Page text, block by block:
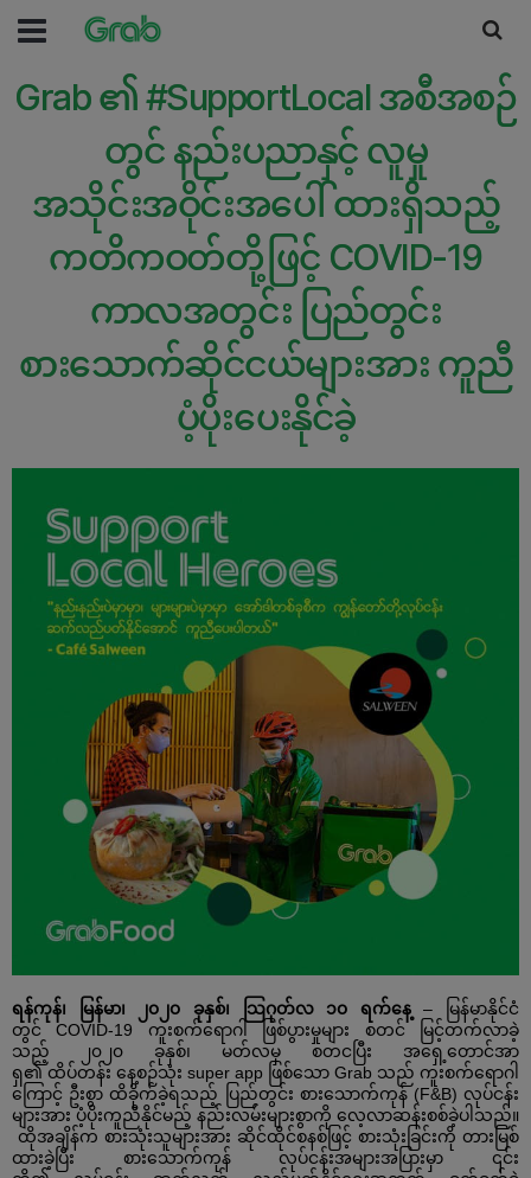
Grab ၏ #SupportLocal အစီအစဉ်
တွင် နည်းပညာနှင့် လူမှု
အသိုင်းအဝိုင်းအပေါ် ထားရှိသည့်
ကတိကဝတ်တို့ဖြင့် COVID-19
ကာလအတွင်း ပြည်တွင်း
စားသောက်ဆိုင်ငယ်များအား ကူညီ
ပံ့ပိုးပေးနိုင်ခဲ့
ရန်ကုန်၊ မြန်မာ၊ ၂၀၂၀ ခုနှစ်၊ သြဂုတ်လ ၁၀ ရက်နေ့–
မြန်မာနိုင်ငံ
တွင် COVID-19 ကူးစက်ရောဂါ ဖြစ်ပွားမှုများ စတင်
မြင့်တက်လာခဲ့
သည့်
၂၀၂၀ ခုနှစ်၊ မတ်လမှ စတငပြီး
အရှေ့တောင်အာ
ရှ၏ ထိပ်တန်း နေ့စဉ်သုံး super app ဖြစ်သော Grab သည် ကူးစက်ရောဂါ
ကြောင့် ဦးစွာ ထိခိုက်ခဲ့ရသည့် ပြည်တွင်း စားသောက်ကုန်(F&B)လုပ်ငန်း
များအား ပံ့ပိုးကူညီနိုင်မည့် နည်းလမ်းများစွာကို လေ့လာဆန်းစစ်ခဲ့ပါသည်။
ထိုအချိန်က စားသုံးသူများအား ဆိုင်ထိုင်စနစ်ဖြင့် စားသုံးခြင်းကို တားမြစ်
ထားခဲ့ပြီး
စားသောက်ကုန် လုပ်ငန်းအများအပြားမှာ
၎င်း